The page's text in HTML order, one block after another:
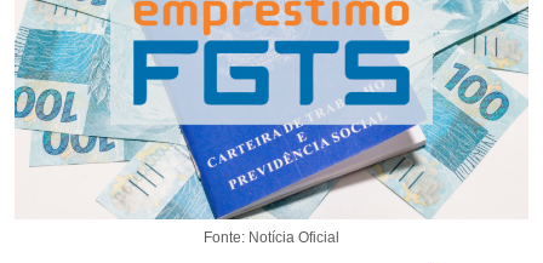
Fonte: Notícia Oficial